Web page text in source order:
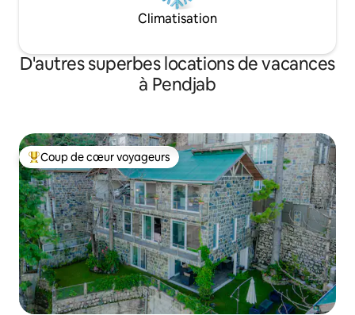
Climatisation
D'autres superbes locations de vacances
à Pendjab
Coup de cœur voyageurs parmi les plus aimés
Coup de cœur voyageurs